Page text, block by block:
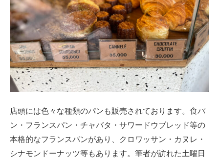
店頭には色々な種類のパンも販売されております。食パ
ン・フランスパン・チャバタ・サワードウブレッド等の
本格的なフランスパンがあり、クロワッサン・カヌレ・
シナモンドーナッツ等もあります。筆者が訪れた土曜日